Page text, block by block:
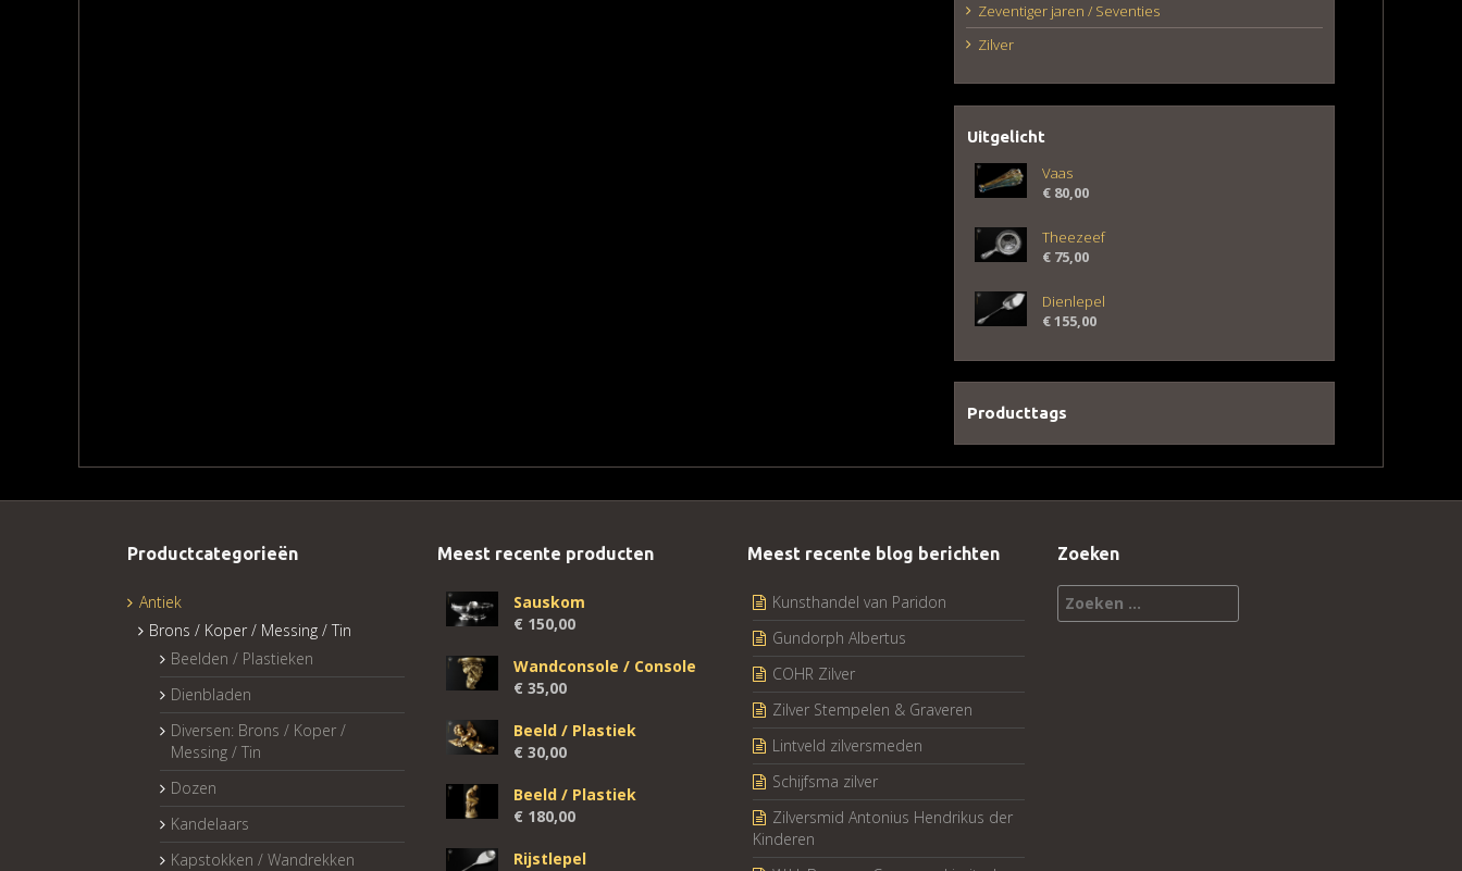
Zeventiger jaren / Seventies
Zilver
Uitgelicht
Vaas
€ 80,00
Theezeef
€ 75,00
Dienlepel
€155,00
Producttags
Productcategorieën
Antiek
Brons / Koper / Messing / Tin
Beelden / Plastieken
Dienbladen
Diversen: Brons / Koper /
Messing / Tin
Dozen
Kandelaars
Kapstokken / Wandrekken
Meest recente producten
Sauskom
€ 150,00
Wandconsole / Console
€ 35,00
Beeld / Plastiek
€ 30,00
Beeld / Plastiek
€ 180,00
Rijstlepel
Meest recente blog berichten
Kunsthandel van Paridon
Gundorph Albertus
COHR Zilver
Zilver Stempelen & Graveren
Lintveld zilversmeden
Schijfsma zilver
Zilversmid Antonius Hendrikus der
Kinderen
Zoeken
Zoeken
naar: